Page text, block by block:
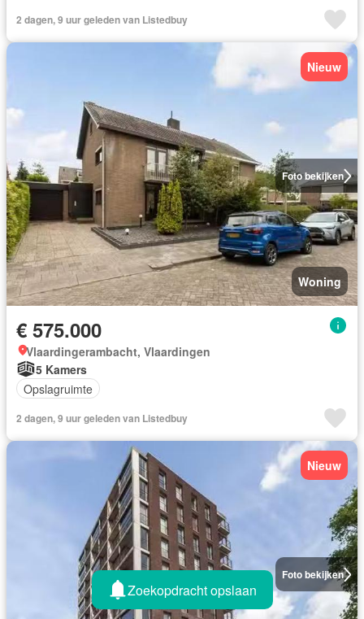
2 dagen, 9 uur geleden van Listedbuy
Foto bekijken
Nieuw
Woning
€ 575.000
Vlaardingerambacht, Vlaardingen
5 Kamers
Opslagruimte
2 dagen, 9 uur geleden van Listedbuy
Foto bekijken
Nieuw
Zoekopdracht opslaan